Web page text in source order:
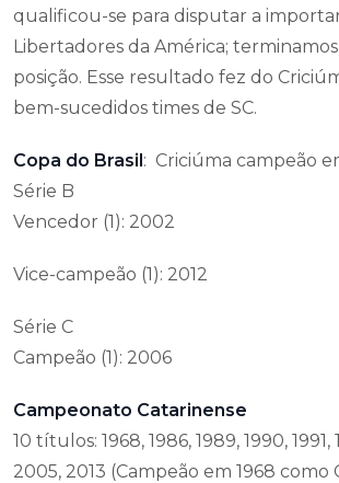
qualificou-se para disputar a
Libertadores da América;
posição. Esse resultado fez do
bem-sucedidos times de SC.
Copa do Brasil: Criciúma campeão
Série B
Vencedor (1): 2002
Vice-campeão (1): 2012
Série C
Campeão (1): 2006
Campeonato Catarinense
10 títulos: 1968, 1986, 1989, 1990, 1991,
2005, 2013 (Campeão em 1968 como